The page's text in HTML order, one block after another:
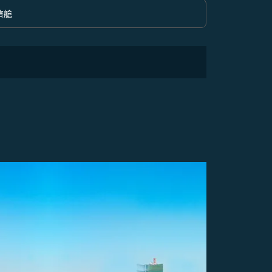
option 經濟艙 Selected
艙